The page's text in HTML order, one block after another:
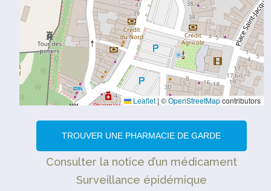
Leaflet | ©OpenStreetMapcontributors
TROUVER UNE PHARMACIE DE GARDE
Consulter la notice d’un médicament
Surveillance épidémique